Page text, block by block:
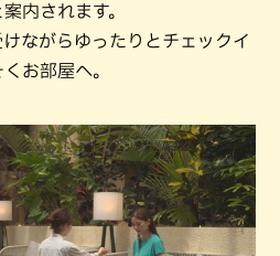
内されます。
ながらゆったりとチェックイ
お部屋へ。